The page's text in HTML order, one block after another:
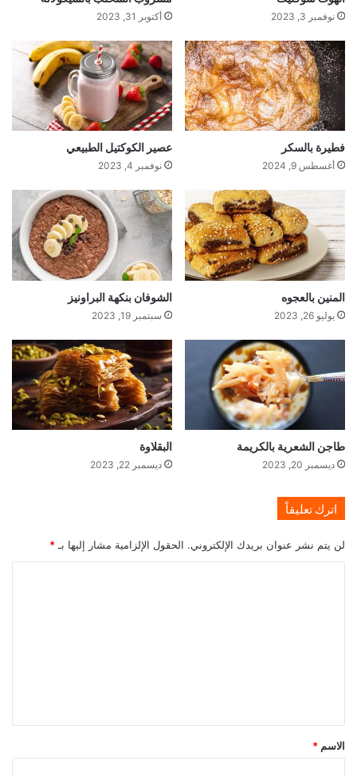
نوفمبر 3, 2023 أكتوبر 31, 2023
فطيرة بالسكر
أغسطس 9, 2024
عصير الكوكتيل الطبيعي
نوفمبر 4, 2023
المنين بالعجوه
يوليو 26, 2023
الشوفان بنكهة البراونيز
سبتمبر 19, 2023
طاجن الشعرية بالكريمة
ديسمبر 20, 2023
البقلاوة
ديسمبر 22, 2023
اترك تعليقاً
لن يتم نشر عنوان بريدك الإلكتروني. الحقول الإلزامية مشار إليها بـ *
*
الاسم *